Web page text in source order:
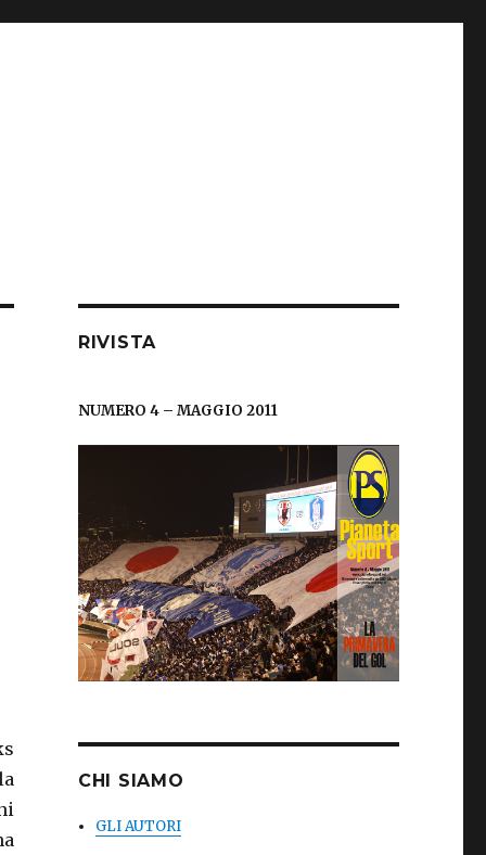
RIVISTA
NUMERO 4 – MAGGIO 2011
CHI SIAMO
GLI AUTORI